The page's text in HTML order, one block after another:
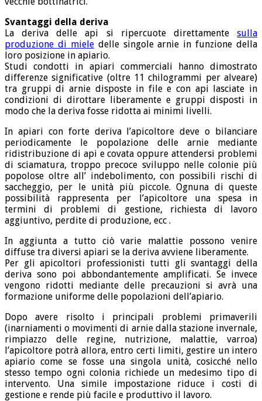
Svantaggi della deriva
La deriva delle api si ripercuote direttamente sulla
produzione di mieledelle singole arnie in funzione della
loro posizione in apiario.
Studi condotti in apiari commerciali hanno dimostrato
differenze significative (oltre 11 chilogrammi per alveare)
tra gruppi di arnie disposte in file e con api lasciate in
condizioni di dirottare liberamente e gruppi disposti in
modo che la deriva fosse ridotta ai minimi livelli.
In apiari con forte deriva l’apicoltore deve o bilanciare
periodicamente le popolazione delle arnie mediante
ridistribuzione di api e covata oppure attendersi problemi
di sciamatura, troppo precoce sviluppo nelle colonie più
popolose oltre all’ indebolimento, con possibili rischi di
saccheggio, per le unità più piccole. Ognuna di queste
possibilità rappresenta per l’apicoltore una spesa in
termini di problemi di gestione, richiesta di lavoro
aggiuntivo, perdite di produzione, ecc .
In aggiunta a tutto ciò varie malattie possono venire
diffuse tra diversi apiari se la deriva avviene liberamente.
Per gli apicoltori professionisti tutti gli svantaggi della
deriva sono poi abbondantemente amplificati. Se invece
vengono ridotti mediante delle precauzioni si avrà una
formazione uniforme delle popolazioni dell’apiario.
Dopo avere risolto i principali problemi primaverili
(inarniamenti o movimenti di arnie dalla stazione invernale,
rimpiazzo delle regine, nutrizione, malattie, varroa)
l’apicoltore potrà allora, entro certi limiti, gestire un intero
apiario come se fosse una singola unità, cosicché nello
stesso tempo ogni colonia richiede un medesimo tipo di
intervento. Una simile impostazione riduce i costi di
gestione e rende più facile e produttivo il lavoro.